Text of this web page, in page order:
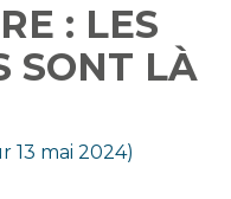
: LES
SONT LÀ
13 mai 2024)